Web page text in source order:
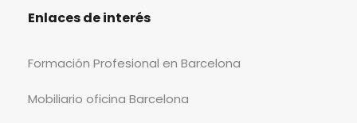
Enlaces de interés
Formación Profesional en Barcelona
Mobiliario oficina Barcelona